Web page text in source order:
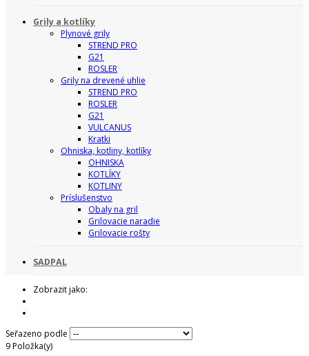
Grily a kotlíky
Plynové grily
STREND PRO
G21
ROSLER
Grily na drevené uhlie
STREND PRO
ROSLER
G21
VULCANUS
Kratki
Ohniska, kotliny, kotlíky
OHNISKA
KOTLÍKY
KOTLINY
Príslušenstvo
Obaly na gril
Grilovacie naradie
Grilovacie rošty
SADPAL
Zobrazit jako:
Seřazeno podle
9Položka(y)